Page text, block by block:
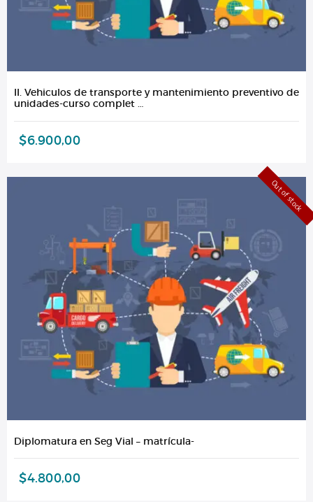
II. Vehiculos de transporte y mantenimiento preventivo de
unidades-curso complet …
$6.900,00
Out of stock
Diplomatura en Seg Vial – matrícula-
$4.800,00